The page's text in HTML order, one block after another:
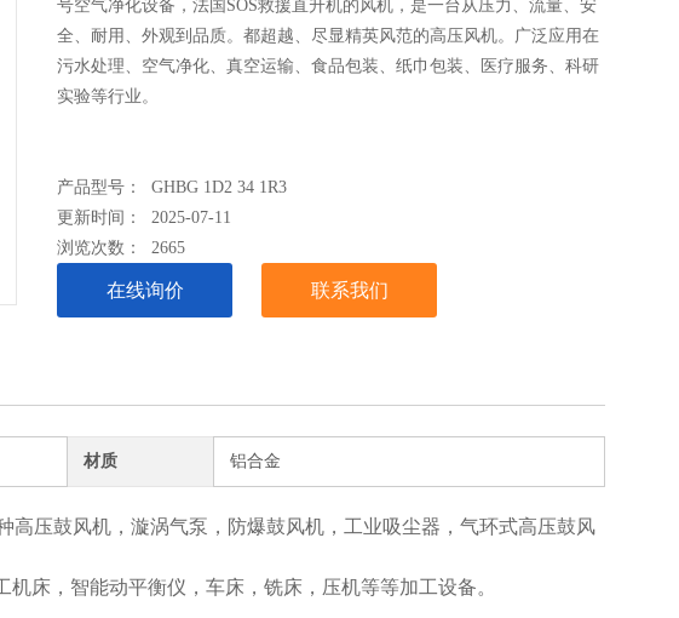
号空气净化设备，法国SOS救援直升机的风机，是一台从压力、流量、安
全、耐用、外观到品质。都超越、尽显精英风范的高压风机。广泛应用在
污水处理、空气净化、真空运输、食品包装、纸巾包装、医疗服务、科研
实验等行业。
产品型号：GHBG 1D2 34 1R3
更新时间： 2025-07-11
浏览次数：2665
在线询价 联系我们
材质 铝合金
高压鼓风机，漩涡气泵，防爆鼓风机，工业吸尘器，气环式高压鼓风
床，智能动平衡仪，车床，铣床，压机等等加工设备。